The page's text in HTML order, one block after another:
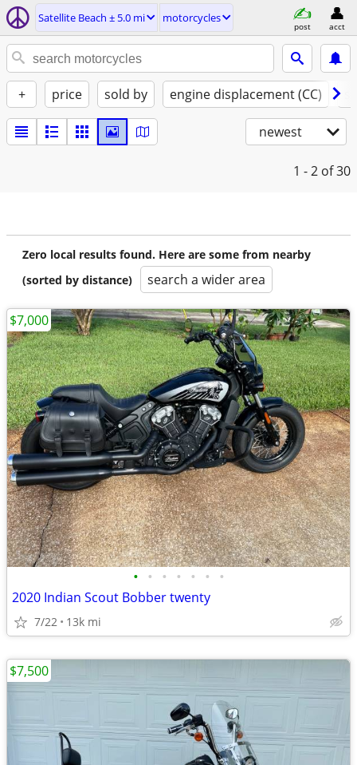
Satellite Beach ± 5.0 mi motorcycles
post acct
+ price sold by engine displacement (CC)
newest
1 - 2 of 30
Zero local results found. Here are some from nearby
(sorted by distance)
search a wider area
• • • • • • •
2020 Indian Scout Bobber twenty
7/22 13k mi
$7,000
$7,500